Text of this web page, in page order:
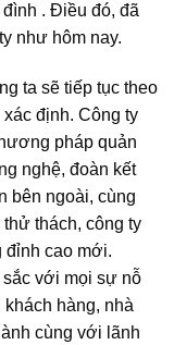
. Điều đó, đã
như hôm nay.
ta sẽ tiếp tục theo
định. Công ty
pháp quản
nghệ, đoàn kết
bên ngoài, cùng
thách, công ty
đỉnh cao mới.
với mọi sự nỗ
khách hàng, nhà
cùng với lãnh